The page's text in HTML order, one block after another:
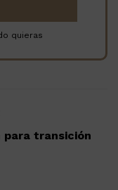
quieras
para transición